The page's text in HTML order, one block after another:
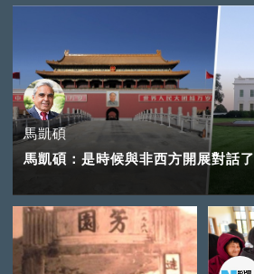
馬凱碩
馬凱碩：是時候與非西方開展對話了